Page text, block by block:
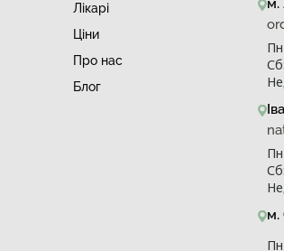
Лiкарi
Ціни
Про нас
Блог
м.
м.